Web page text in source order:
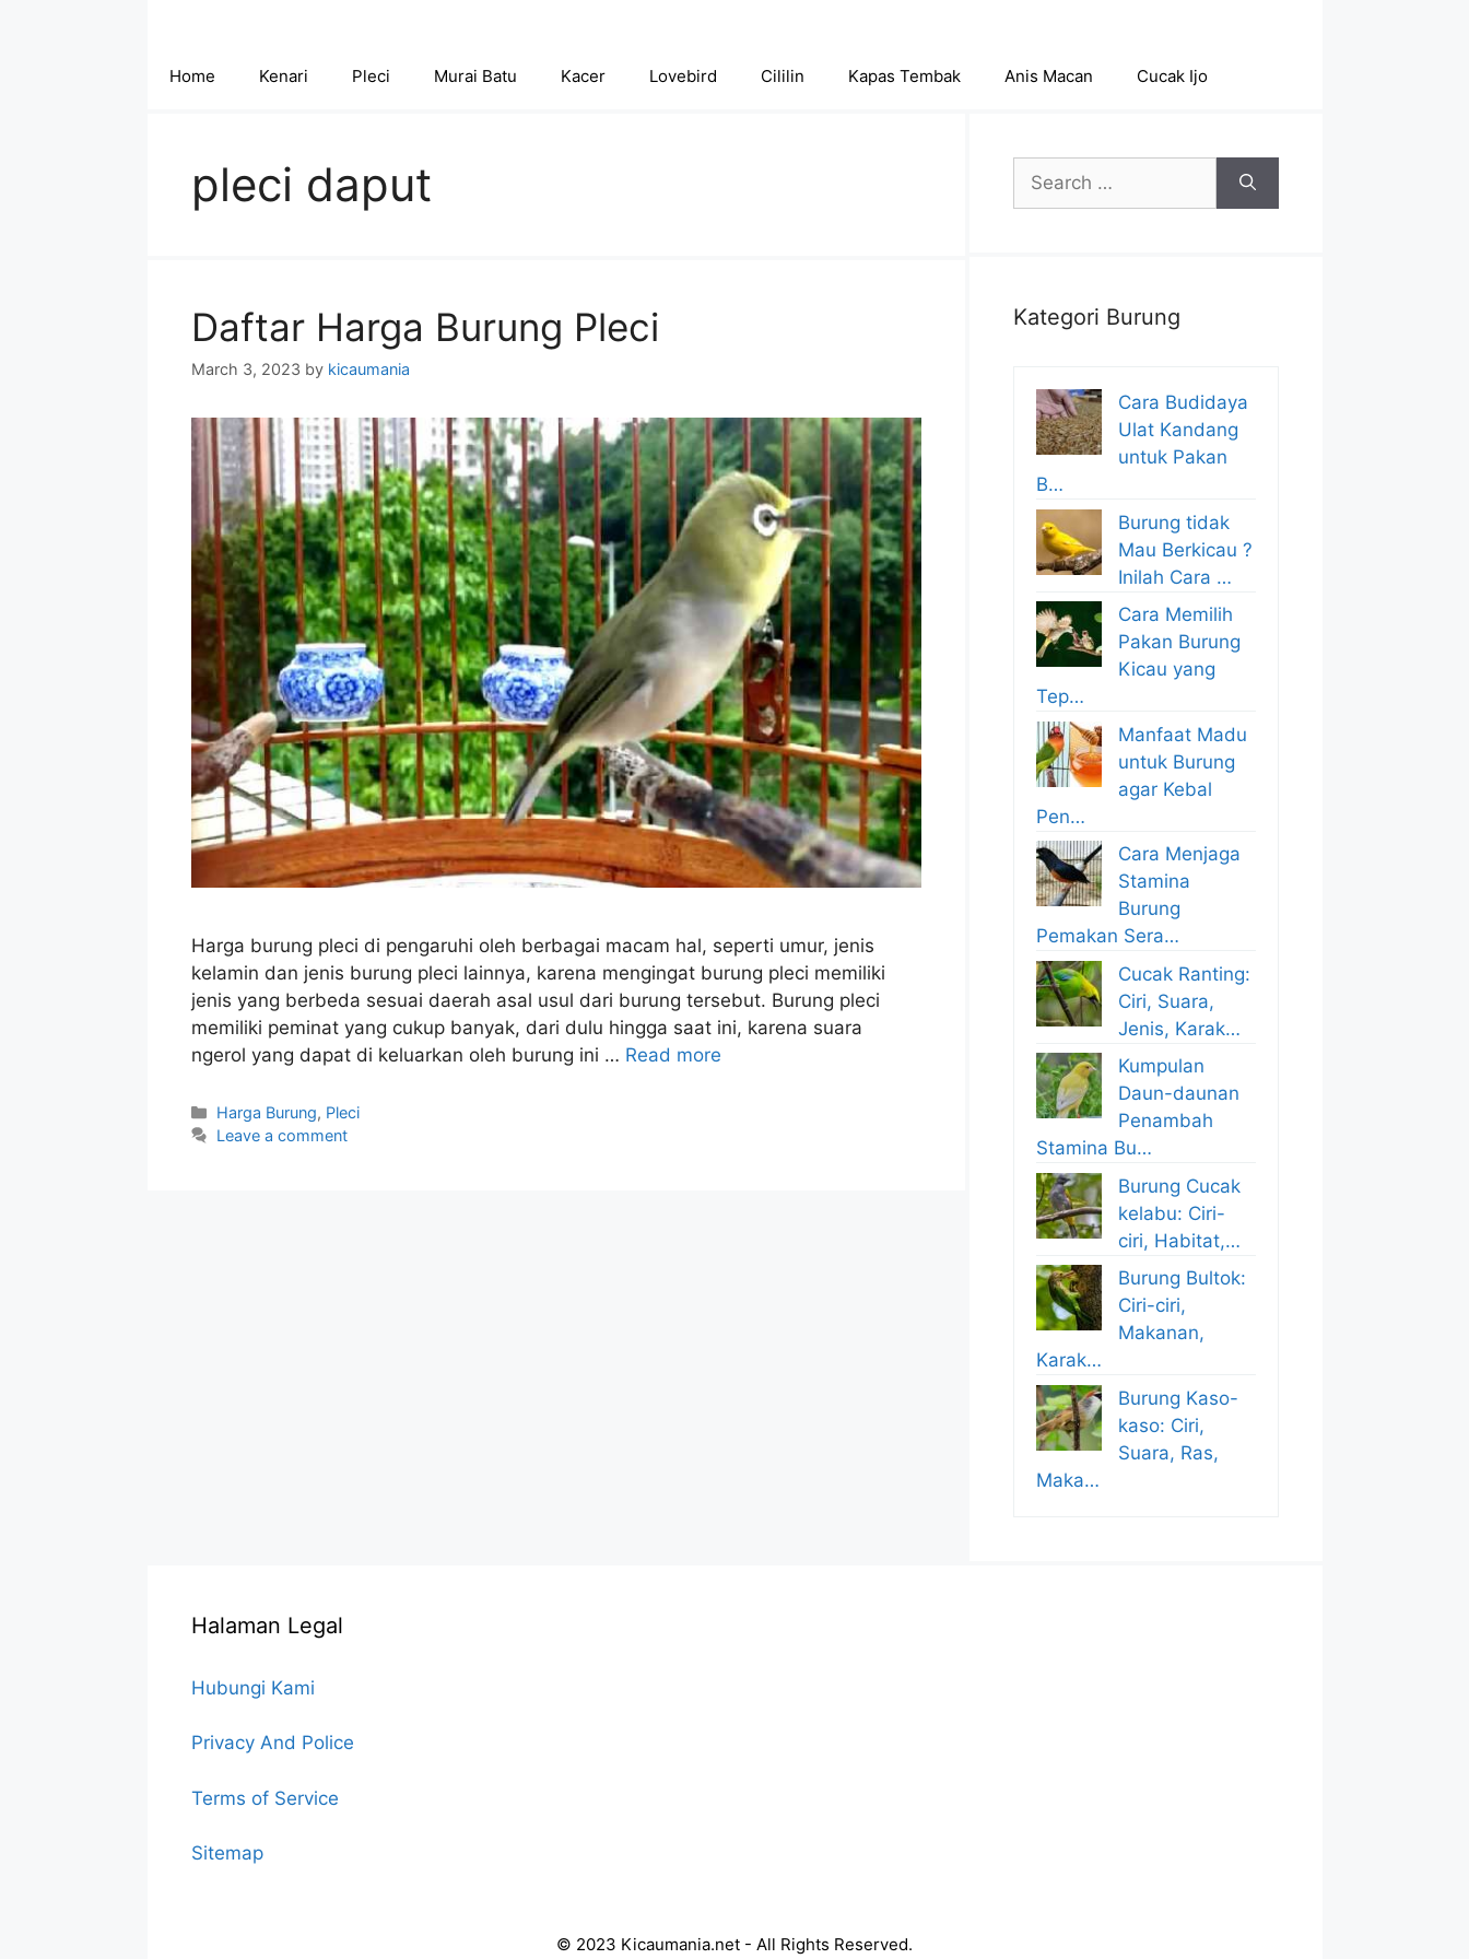
Home Kenari Pleci Murai Batu Kacer Lovebird Cililin Kapas Tembak Anis Macan Cucak Ijo
pleci daput
Daftar Harga Burung Pleci
March 3, 2023 by kicaumania
Harga burung pleci di pengaruhi oleh berbagai macam hal, seperti umur, jenis
kelamin dan jenis burung pleci lainnya, karena mengingat burung pleci memiliki
jenis yang berbeda sesuai daerah asal usul dari burung tersebut. Burung pleci
memiliki peminat yang cukup banyak, dari dulu hingga saat ini, karena suara
ngerol yang dapat di keluarkan oleh burung ini … Read more
Categories
Harga Burung, Pleci
Leave a comment
Search
for:
Kategori Burung
Cara Budidaya
Ulat Kandang
untuk Pakan
B…
Burung tidak
Mau Berkicau ?
Inilah Cara …
Cara Memilih
Pakan Burung
Kicau yang
Tep…
Manfaat Madu
untuk Burung
agar Kebal
Pen…
Cara Menjaga
Stamina
Burung
Pemakan Sera…
Cucak Ranting:
Ciri, Suara,
Jenis, Karak…
Kumpulan
Daun-daunan
Penambah
Stamina Bu…
Burung Cucak
kelabu: Ciri-
ciri, Habitat,…
Burung Bultok:
Ciri-ciri,
Makanan,
Karak…
Burung Kaso-
kaso: Ciri,
Suara, Ras,
Maka…
Halaman Legal
Hubungi Kami
Privacy And Police
Terms of Service
Sitemap
© 2023 Kicaumania.net - All Rights Reserved.